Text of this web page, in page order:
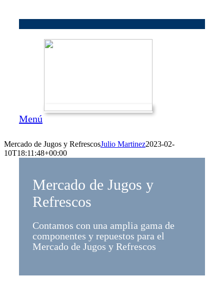
Menú
Mercado de Jugos y RefrescosJulio Martinez2023-02-
10T18:11:48+00:00
Mercado de Jugos y
Refrescos
Contamos con una amplia gama de
componentes y repuestos para el
Mercado de Jugos y Refrescos